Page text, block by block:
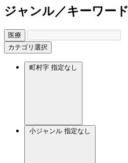
ジャンル／キーワード
医療
カテゴリ選択
町村字 指定なし
小ジャンル 指定なし